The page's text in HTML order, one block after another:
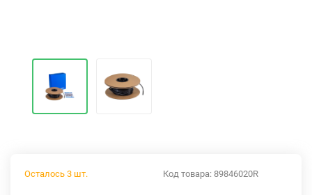
Код товара: 89846020R
Осталось 3 шт.